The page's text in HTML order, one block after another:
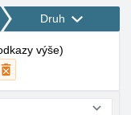
Druh
výše)